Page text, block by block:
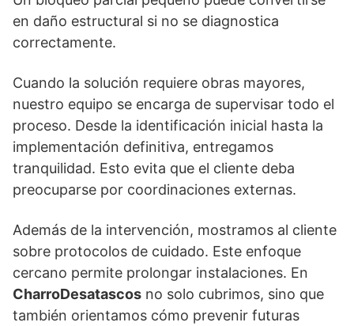
en daño estructural si no se diagnostica
correctamente.
Cuando la solución requiere obras mayores,
nuestro equipo se encarga de supervisar todo el
proceso. Desde la identificación inicial hasta la
implementación definitiva, entregamos
tranquilidad. Esto evita que el cliente deba
preocuparse por coordinaciones externas.
Además de la intervención, mostramos al cliente
sobre protocolos de cuidado. Este enfoque
cercano permite prolongar instalaciones. En
CharroDesatascos no solo cubrimos, sino que
también orientamos cómo prevenir futuras